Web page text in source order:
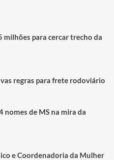
milhões para cercar trecho da
regras para frete rodoviário
nomes de MS na mira da
e Coordenadoria da Mulher